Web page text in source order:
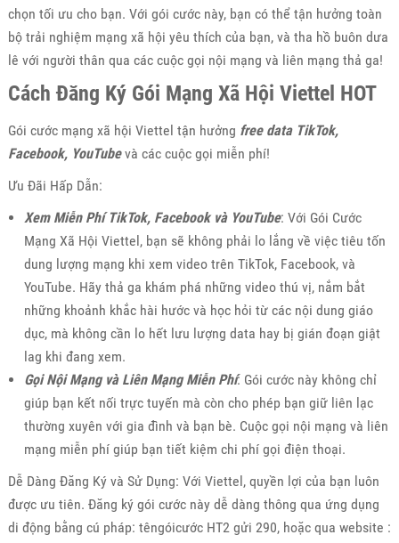
chọn tối ưu cho bạn. Với gói cước này, bạn có thể tận hưởng toàn
bộ trải nghiệm mạng xã hội yêu thích của bạn, và tha hồ buôn dưa
lê với người thân qua các cuộc gọi nội mạng và liên mạng thả ga!
Cách Đăng Ký Gói Mạng Xã Hội Viettel HOT
Gói cước mạng xã hội Viettel tận hưởng free data TikTok,
Facebook, YouTubevà các cuộc gọi miễn phí!
Ưu Đãi Hấp Dẫn:
Xem Miễn Phí TikTok, Facebook và YouTube: Với Gói Cước
Mạng Xã Hội Viettel, bạn sẽ không phải lo lắng về việc tiêu tốn
dung lượng mạng khi xem video trên TikTok, Facebook, và
YouTube. Hãy thả ga khám phá những video thú vị, nắm bắt
những khoảnh khắc hài hước và học hỏi từ các nội dung giáo
dục, mà không cần lo hết lưu lượng data hay bị gián đoạn giật
lag khi đang xem.
Gọi Nội Mạng và Liên Mạng Miễn Phí: Gói cước này không chỉ
giúp bạn kết nối trực tuyến mà còn cho phép bạn giữ liên lạc
thường xuyên với gia đình và bạn bè. Cuộc gọi nội mạng và liên
mạng miễn phí giúp bạn tiết kiệm chi phí gọi điện thoại.
Dễ Dàng Đăng Ký và Sử Dụng: Với Viettel, quyền lợi của bạn luôn
được ưu tiên. Đăng ký gói cước này dễ dàng thông qua ứng dụng
di động bằng cú pháp: têngóicước HT2 gửi 290, hoặc qua website :